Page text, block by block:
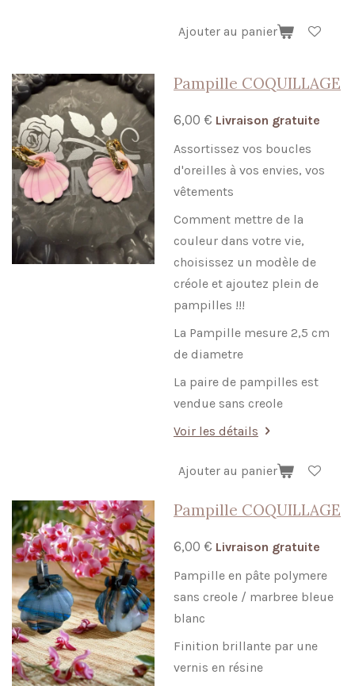
Ajouter au panier
Pampille COQUILLAGE
6,00 € Livraison gratuite
Assortissez vos boucles
d'oreilles à vos envies, vos
vêtements
Comment mettre de la
couleur dans votre vie,
choisissez un modèle de
créole et ajoutez plein de
pampilles !!!
La Pampille mesure 2,5 cm
de diametre
La paire de pampilles est
vendue sans creole
Voir les détails
Ajouter au panier
Pampille COQUILLAGE
6,00 € Livraison gratuite
Pampille en pâte polymere
sans creole / marbree bleue
blanc
Finition brillante par une
vernis en résine